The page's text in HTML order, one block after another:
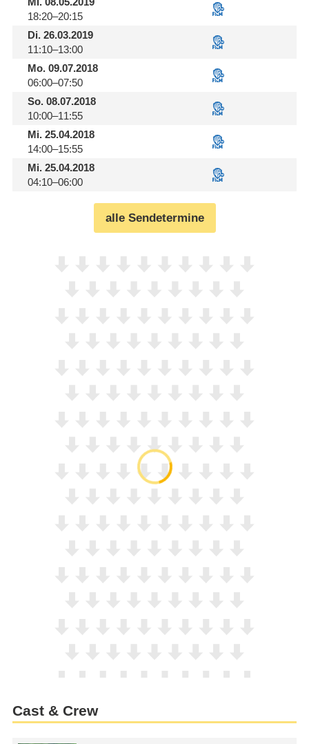
18:20–20:15
Di.26.03.2019
11:10–13:00
Mo.09.07.2018
06:00–07:50
So.08.07.2018
10:00–11:55
Mi.25.04.2018
14:00–15:55
Mi.25.04.2018
04:10–06:00
alle Sendetermine
Cast & Crew